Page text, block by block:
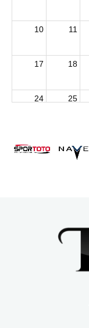
10 11
17 18
24 25